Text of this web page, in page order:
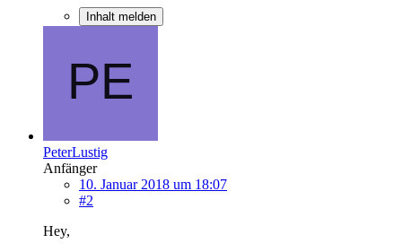
Inhalt melden
PeterLustig
Anfänger
10. Januar 2018 um 18:07
#2
Hey,